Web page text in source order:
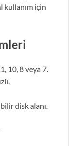
kullanım için
10, 8 veya 7.
disk alanı.